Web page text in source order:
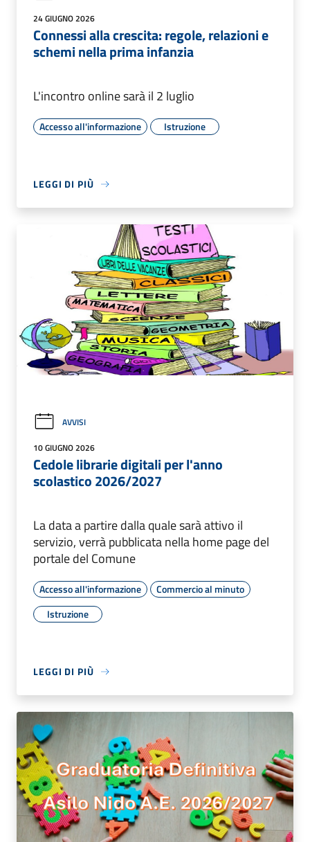
24 GIUGNO 2026
Connessi alla crescita: regole, relazioni e
schemi nella prima infanzia
L'incontro online sarà il 2 luglio
Accesso all'informazione Istruzione
LEGGI DI PIÙ
AVVISI
10 GIUGNO 2026
Cedole librarie digitali per l'anno
scolastico 2026/2027
La data a partire dalla quale sarà attivo il
servizio, verrà pubblicata nella home page del
portale del Comune
Accesso all'informazione
Commercio al minuto
Istruzione
LEGGI DI PIÙ